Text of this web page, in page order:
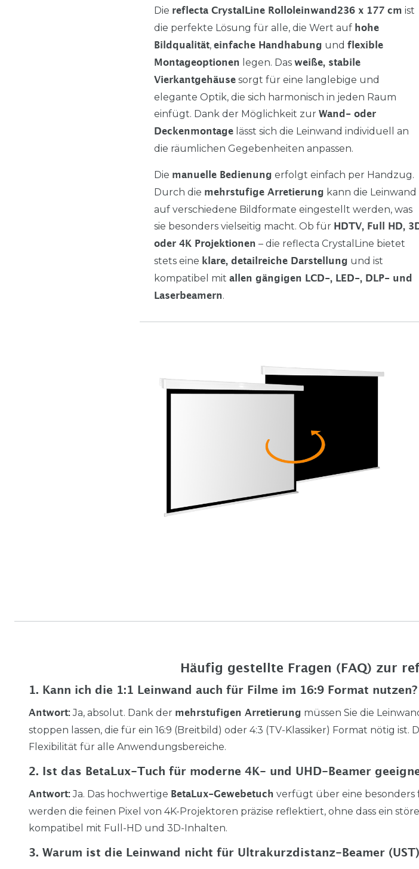
Die reflecta CrystalLine Rolloleinwand 236 x 177 cm ist
die perfekte Lösung für alle, die Wert auf hohe
Bildqualität, einfache Handhabung und flexible
Montageoptionen
legen. Das weiße, stabile
Vierkantgehäuse sorgt für eine langlebige und
elegante Optik, die sich harmonisch in jeden Raum
einfügt. Dank der Möglichkeit zur Wand- oder
Deckenmontage lässt sich die Leinwand individuell an
die räumlichen Gegebenheiten anpassen.
Die manuelle Bedienung erfolgt einfach per Handzug.
Durch die mehrstufige Arretierung kann die Leinwand
auf verschiedene Bildformate eingestellt werden, was
sie besonders vielseitig macht. Ob für HDTV, Full HD,
oder 4K Projektionen – die reflecta CrystalLine bietet
stets eine klare, detailreiche Darstellung und ist
kompatibel mit allen gängigen LCD-, LED-, DLP- und
Laserbeamern.
Häufig gestellte Fragen (FAQ) zur
1. Kann ich die 1:1 Leinwand auch für Filme im 16:9 Format nutzen?
Antwort: Ja, absolut. Dank der mehrstufigen Arretierung müssen Sie die
stoppen lassen, die für ein 16:9 (Breitbild) oder 4:3 (TV-Klassiker) Format nötig
Flexibilität für alle Anwendungsbereiche.
2. Ist das BetaLux-Tuch für moderne 4K- und UHD-Beamer
Antwort: Ja. Das hochwertige BetaLux-Gewebetuch verfügt über eine
werden die feinen Pixel von 4K-Projektoren präzise reflektiert, ohne dass ein
kompatibel mit Full-HD und 3D-Inhalten.
3. Warum ist die Leinwand nicht für Ultrakurzdistanz-Beamer